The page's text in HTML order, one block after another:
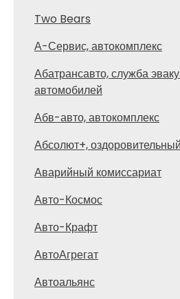
Two Bears
А-Сервис, автокомплекс
Абатрансавто, служба
автомобилей
Абв-авто, автокомплекс
Абсолют+,
Аварийный комиссариат
Авто-Космос
Авто-Крафт
АвтоАгрегат
Автоальянс